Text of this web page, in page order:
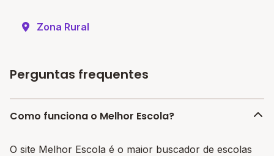
Zona Rural
Perguntas frequentes
Como funciona o Melhor Escola?
O site Melhor Escola é o maior buscador de escolas